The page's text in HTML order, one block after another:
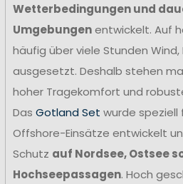
Wetterbedingungen und
Umgebungenentwickelt. Auf
häufig über viele Stunden
ausgesetzt. Deshalb stehen
hoher Tragekomfort und
Das Gotland Set wurde speziell
Offshore-Einsätze entwickelt
Schutz auf Nordsee, Ostsee
Hochseepassagen. Hoch